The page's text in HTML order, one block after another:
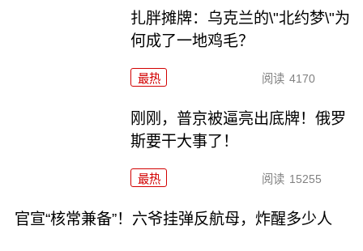
扎胖摊牌：乌克兰的\"北约梦\"为
何成了一地鸡毛？
最热 阅读 4170
刚刚，普京被逼亮出底牌！俄罗
斯要干大事了！
最热 阅读 15255
官宣“核常兼备”！六爷挂弹反航母，炸醒多少人